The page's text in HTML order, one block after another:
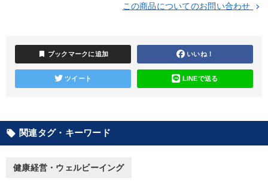
2025年夏季全国経営者セミナー収録講演ＣＤ・講演ＤＶＤ・デジ
オーナー社長の「現場力の経営」＋現場の「儲ける力」をさらに
高める教材２選
目的別
財務・数字力の向上 経営を改善したい
この商品についてのお問い合わせ keyboard_arrow_right
bookmark ブックマークに追加 いいね！
ツイート LINEで送る
local_offer 関連タグ・キーワード
健康経営・ウェルビーイング